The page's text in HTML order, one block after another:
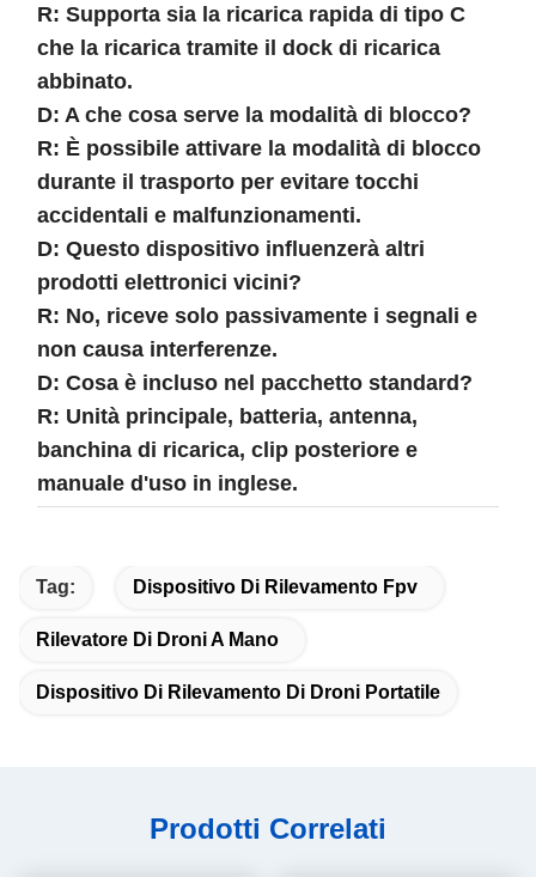
R: Supporta sia la ricarica rapida di tipo C
che la ricarica tramite il dock di ricarica
abbinato.
D: A che cosa serve la modalità di blocco?
R: È possibile attivare la modalità di blocco
durante il trasporto per evitare tocchi
accidentali e malfunzionamenti.
D: Questo dispositivo influenzerà altri
prodotti elettronici vicini?
R: No, riceve solo passivamente i segnali e
non causa interferenze.
D: Cosa è incluso nel pacchetto standard?
R: Unità principale, batteria, antenna,
banchina di ricarica, clip posteriore e
manuale d'uso in inglese.
Tag: Dispositivo Di Rilevamento Fpv
Rilevatore Di Droni A Mano
Dispositivo Di Rilevamento Di Droni Portatile
Prodotti Correlati